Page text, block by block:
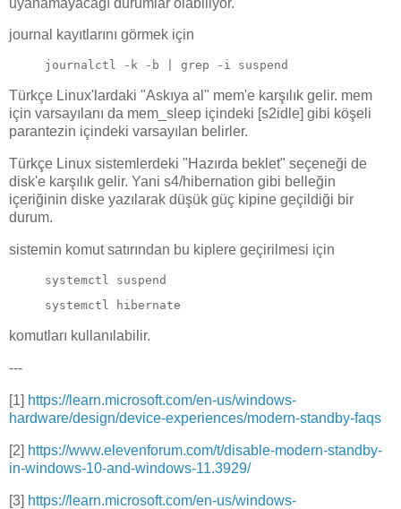
journal kayıtlarını görmek için
journalctl -k -b | grep -i suspend
Türkçe Linux'lardaki "Askıya al" mem'e karşılık gelir. mem
için varsayılanı da mem_sleep içindeki [s2idle] gibi köşeli
parantezin içindeki varsayılan belirler.
Türkçe Linux sistemlerdeki "Hazırda beklet" seçeneği de
disk'e karşılık gelir. Yani s4/hibernation gibi belleğin
içeriğinin diske yazılarak düşük güç kipine geçildiği bir
durum.
sistemin komut satırından bu kiplere geçirilmesi için
systemctl suspend
systemctl hibernate
komutları kullanılabilir.
---
[1] https://learn.microsoft.com/en-us/windows-
hardware/design/device-experiences/modern-standby-faqs
[2] https://www.elevenforum.com/t/disable-modern-standby-
in-windows-10-and-windows-11.3929/
[3] https://learn.microsoft.com/en-us/windows-